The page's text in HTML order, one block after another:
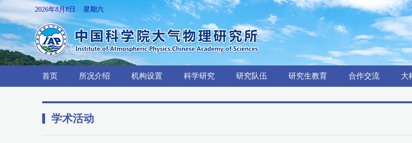
2026年8月8日 星期六
首页 所况介绍 机构设置 科学研究 研究队伍 研究生教育 合作交流 大
学术活动